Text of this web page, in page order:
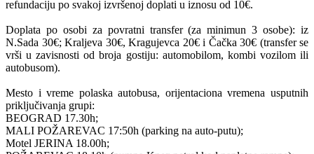
refundaciju po svakoj izvršenoj doplati u iznosu od 10€.
Doplata po osobi za povratni transfer (za minimun 3 osobe): iz
N.Sada 30€; Kraljeva 30€, Kragujevca 20€ i Čačka 30€ (transfer se
vrši u zavisnosti od broja gostiju: automobilom, kombi vozilom ili
autobusom).
Mesto i vreme polaska autobusa, orijentaciona vremena usputnih
priključivanja grupi:
BEOGRAD 17.30h;
MALI POŽAREVAC 17:50h (parking na auto-putu);
Motel JERINA 18.00h;